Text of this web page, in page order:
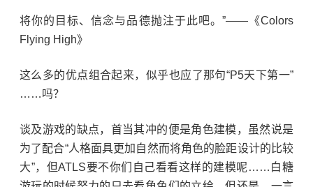
将你的目标、信念与品德抛注于此吧。”——《Colors
Flying High》
这么多的优点组合起来，似乎也应了那句“P5天下第一”
……吗？
谈及游戏的缺点，首当其冲的便是角色建模，虽然说是
为了配合“人格面具更加自然而将角色的脸距设计的比较
大”，但ATLS要不你们自己看看这样的建模呢……白糖